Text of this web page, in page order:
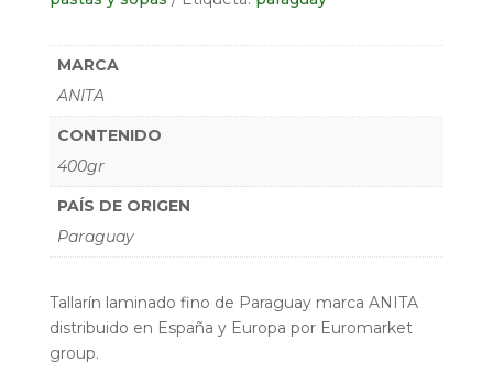
MARCA
ANITA
CONTENIDO
400gr
PAÍS DE ORIGEN
Paraguay
Tallarín laminado fino de Paraguay marca ANITA
distribuido en España y Europa por Euromarket
group.